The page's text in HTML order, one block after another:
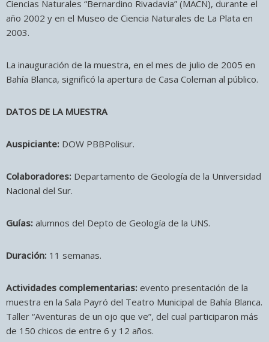
Ciencias Naturales “Bernardino Rivadavia” (MACN), durante el
año 2002 y en el Museo de Ciencia Naturales de La Plata en
2003.
La inauguración de la muestra, en el mes de julio de 2005 en
Bahía Blanca, significó la apertura de Casa Coleman al público.
DATOS DE LA MUESTRA
Auspiciante: DOW PBBPolisur.
Colaboradores: Departamento de Geología de la Universidad
Nacional del Sur.
Guías: alumnos del Depto de Geología de la UNS.
Duración: 11 semanas.
Actividades complementarias: evento presentación de la
muestra en la Sala Payró del Teatro Municipal de Bahía Blanca.
Taller “Aventuras de un ojo que ve”, del cual participaron más
de 150 chicos de entre 6 y 12 años.